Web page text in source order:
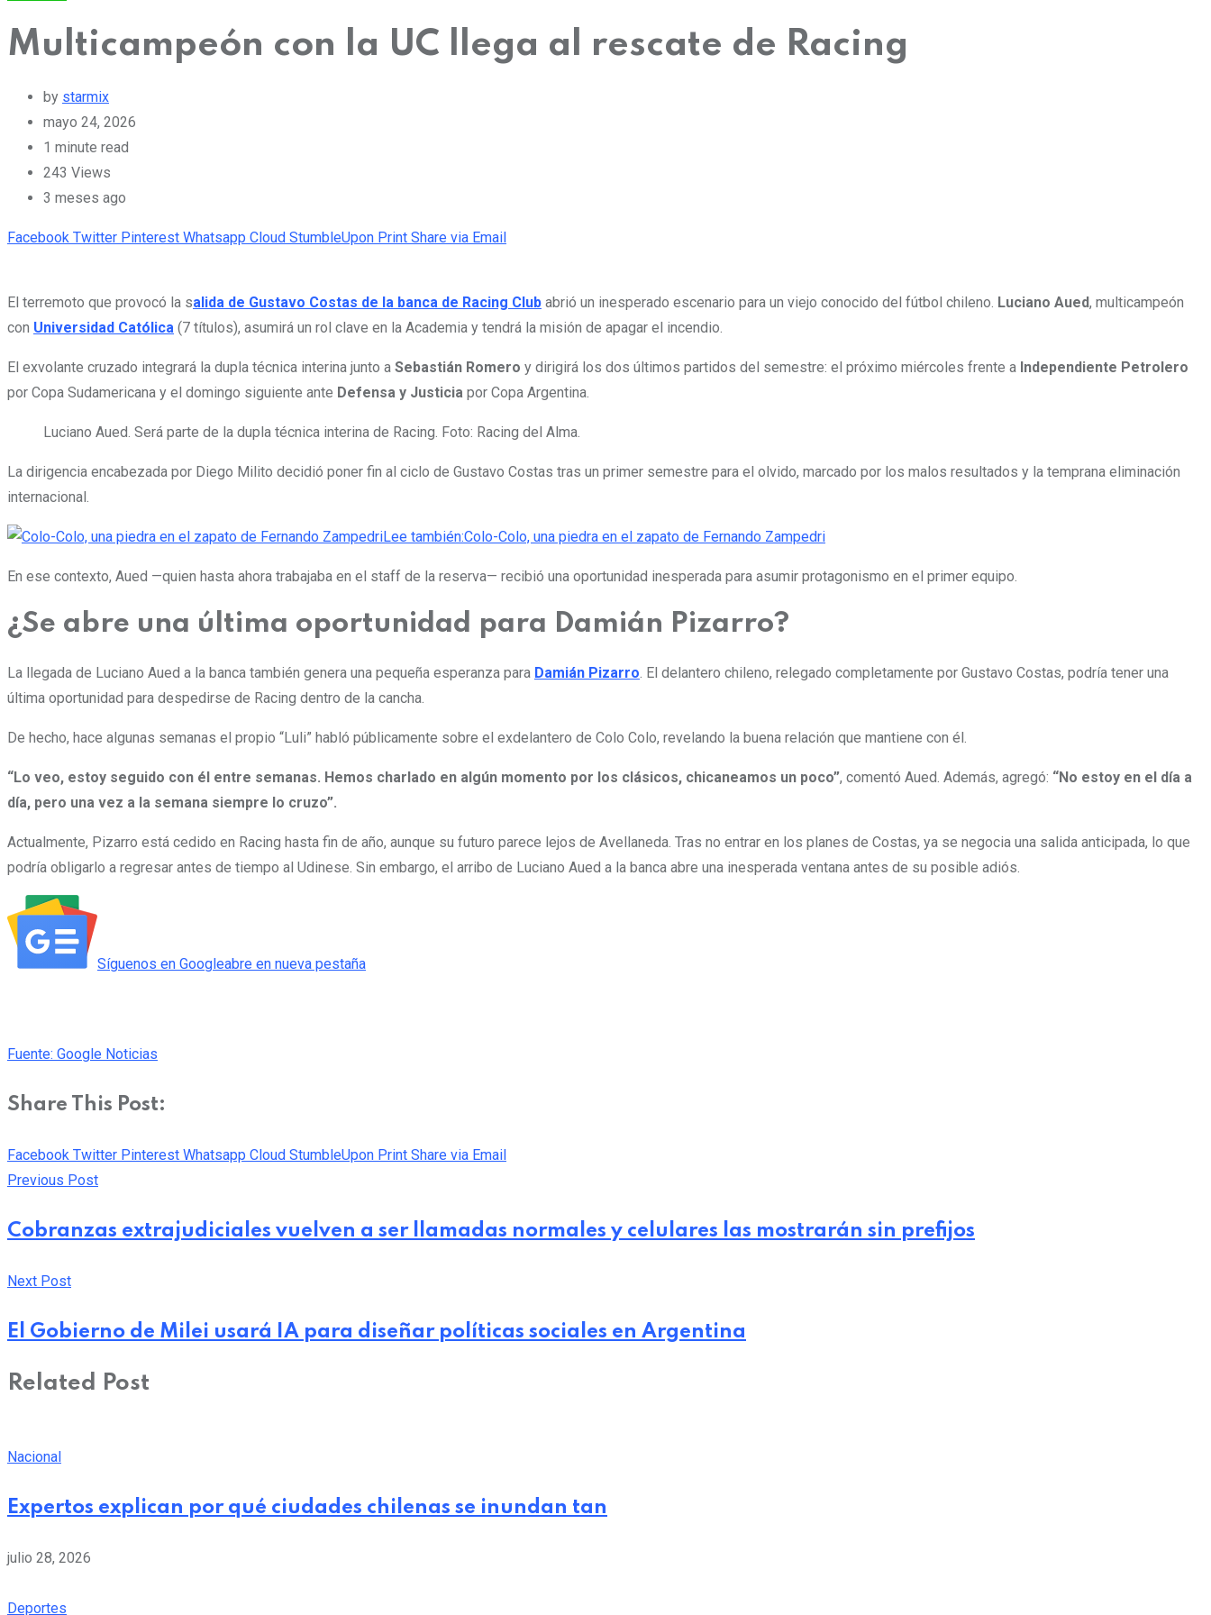
Multicampeón con la UC llega al rescate de Racing
by starmix
mayo 24, 2026
1 minute read
243 Views
3 meses ago
Facebook Twitter Pinterest Whatsapp Cloud StumbleUpon Print Share via Email
El terremoto que provocó la salida de Gustavo Costas de la banca de Racing Club abrió un inesperado escenario para un viejo conocido del fútbol chileno. Luciano Aued, multicampeón
con Universidad Católica (7 títulos), asumirá un rol clave en la Academia y tendrá la misión de apagar el incendio.
El exvolante cruzado integrará la dupla técnica interina junto a Sebastián Romero y dirigirá los dos últimos partidos del semestre: el próximo miércoles frente a Independiente Petrolero
por Copa Sudamericana y el domingo siguiente ante Defensa y Justicia por Copa Argentina.
Luciano Aued. Será parte de la dupla técnica interina de Racing. Foto: Racing del Alma.
La dirigencia encabezada por Diego Milito decidió poner fin al ciclo de Gustavo Costas tras un primer semestre para el olvido, marcado por los malos resultados y la temprana eliminación
internacional.
Lee también:Colo-Colo, una piedra en el zapato de Fernando Zampedri
En ese contexto, Aued —quien hasta ahora trabajaba en el staff de la reserva— recibió una oportunidad inesperada para asumir protagonismo en el primer equipo.
¿Se abre una última oportunidad para Damián Pizarro?
La llegada de Luciano Aued a la banca también genera una pequeña esperanza para Damián Pizarro. El delantero chileno, relegado completamente por Gustavo Costas, podría tener una
última oportunidad para despedirse de Racing dentro de la cancha.
De hecho, hace algunas semanas el propio “Luli” habló públicamente sobre el exdelantero de Colo Colo, revelando la buena relación que mantiene con él.
“Lo veo, estoy seguido con él entre semanas. Hemos charlado en algún momento por los clásicos, chicaneamos un poco”, comentó Aued. Además, agregó: “No estoy en el día a
día, pero una vez a la semana siempre lo cruzo”.
Actualmente, Pizarro está cedido en Racing hasta fin de año, aunque su futuro parece lejos de Avellaneda. Tras no entrar en los planes de Costas, ya se negocia una salida anticipada, lo que
podría obligarlo a regresar antes de tiempo al Udinese. Sin embargo, el arribo de Luciano Aued a la banca abre una inesperada ventana antes de su posible adiós.
Síguenos en Googleabre en nueva pestaña
Fuente: Google Noticias
Share This Post:
Facebook Twitter Pinterest Whatsapp Cloud StumbleUpon Print Share via Email
Previous Post
Cobranzas extrajudiciales vuelven a ser llamadas normales y celulares las mostrarán sin prefijos
Next Post
El Gobierno de Milei usará IA para diseñar políticas sociales en Argentina
Related Post
Nacional
Expertos explican por qué ciudades chilenas se inundan tan
julio 28, 2026
Deportes